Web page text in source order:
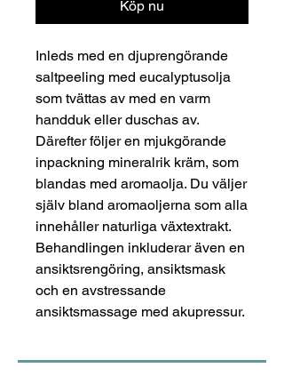
Köp nu
Inleds med en djuprengörande
saltpeeling med eucalyptusolja
som tvättas av med en varm
handduk eller duschas av.
Därefter följer en mjukgörande
inpackning mineralrik kräm, som
blandas med aromaolja. Du väljer
själv bland aromaoljerna som alla
innehåller naturliga växtextrakt.
Behandlingen inkluderar även en
ansiktsrengöring, ansiktsmask
och en avstressande
ansiktsmassage med akupressur.